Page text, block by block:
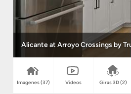
Alicante at Arroyo Crossings by
Imagenes(37) Videos Giras 3D(2)